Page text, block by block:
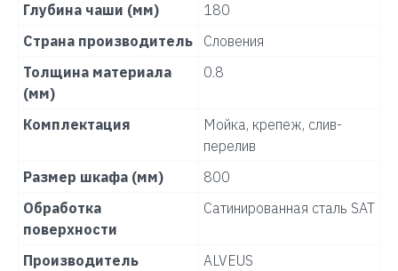
Глубина чаши (мм)
180
Страна производитель
Словения
Толщина материала
(мм)
0.8
Комплектация
Мойка, крепеж, слив-
перелив
Размер шкафа (мм)
800
Обработка
поверхности
Сатинированная сталь SAT
Производитель
ALVEUS